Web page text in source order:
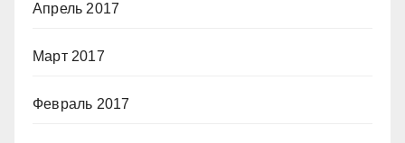
Апрель 2017
Март 2017
Февраль 2017